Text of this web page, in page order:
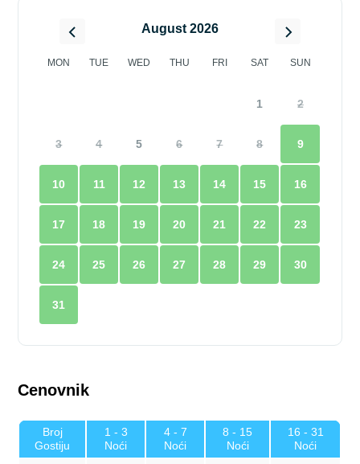
August 2026
MON TUE WED THU FRI SAT SUN
1 2
3 4 5 6 7 8 9
10 11 12 13 14 15 16
17 18 19 20 21 22 23
24 25 26 27 28 29 30
31
Cenovnik
Broj
Gostiju
1 - 3
Noći
4 - 7
Noći
8 - 15
Noći
16 - 31
Noći